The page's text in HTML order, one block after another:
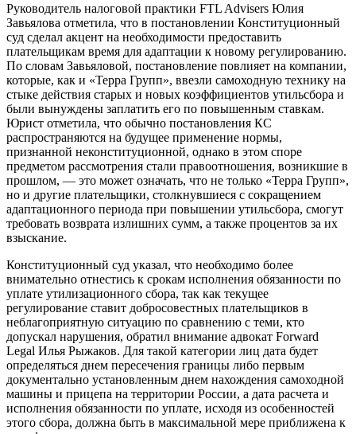
Руководитель налоговой практики FTL Advisers Юлия
Завьялова отметила, что в постановлении Конституционный
суд сделал акцент на необходимости предоставить
плательщикам время для адаптации к новому регулированию.
По словам Завьяловой, постановление повлияет на компании,
которые, как и «Терра Групп», ввезли самоходную технику на
стыке действия старых и новых коэффициентов утильсбора и
были вынуждены заплатить его по повышенным ставкам.
Юрист отметила, что обычно постановления КС
распространяются на будущее применение нормы,
признанной неконституционной, однако в этом споре
предметом рассмотрения стали правоотношения, возникшие в
прошлом, — это может означать, что не только «Терра Групп»,
но и другие плательщики, столкнувшиеся с сокращением
адаптационного периода при повышении утильсбора, смогут
требовать возврата излишних сумм, а также процентов за их
взыскание.
Конституционный суд указал, что необходимо более
внимательно отнестись к срокам исполнения обязанности по
уплате утилизационного сбора, так как текущее
регулирование ставит добросовестных плательщиков в
неблагоприятную ситуацию по сравнению с теми, кто
допускал нарушения, обратил внимание адвокат Forward
Legal Илья Рыжаков. Для такой категории лиц дата будет
определяться днем пересечения границы либо первым
документально установленным днем нахождения самоходной
машины и прицепа на территории России, а дата расчета и
исполнения обязанности по уплате, исходя из особенностей
этого сбора, должна быть в максимальной мере приближена к